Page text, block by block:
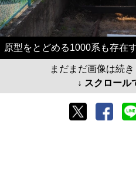
原型をとどめる1000系も存在
まだまだ画像は続き
↓ スクロール